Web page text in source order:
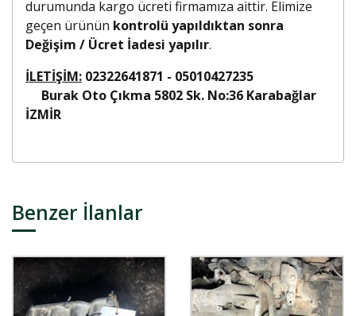
durumunda kargo ücreti firmamıza aittir. Elimize
geçen ürünün kontrolü yapıldıktan sonra
Değişim / Ücret İadesi yapılır.
İLETİŞİM: 02322641871 - 05010427235
Burak Oto Çıkma 5802 Sk. No:36 Karabağlar
İZMİR
Benzer İlanlar